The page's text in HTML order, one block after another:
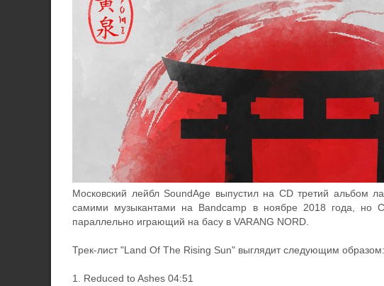
Московский лейбл SoundAge выпустил на CD третий альбом
самими музыкантами на Bandcamp в ноябре 2018 года, но
параллельно играющий на басу в VARANG NORD.
Трек-лист "Land Of The Rising Sun" выглядит следующим образом:
1. Reduced to Ashes 04:51